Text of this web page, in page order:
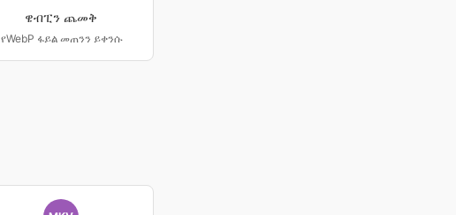
ዌብፒን ጨመቅ
የWebP ፋይል መጠንን ይቀንሱ